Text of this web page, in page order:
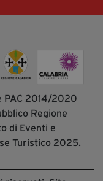
PAC 2014/2020
Regione
di Eventi e
Turistico 2025.